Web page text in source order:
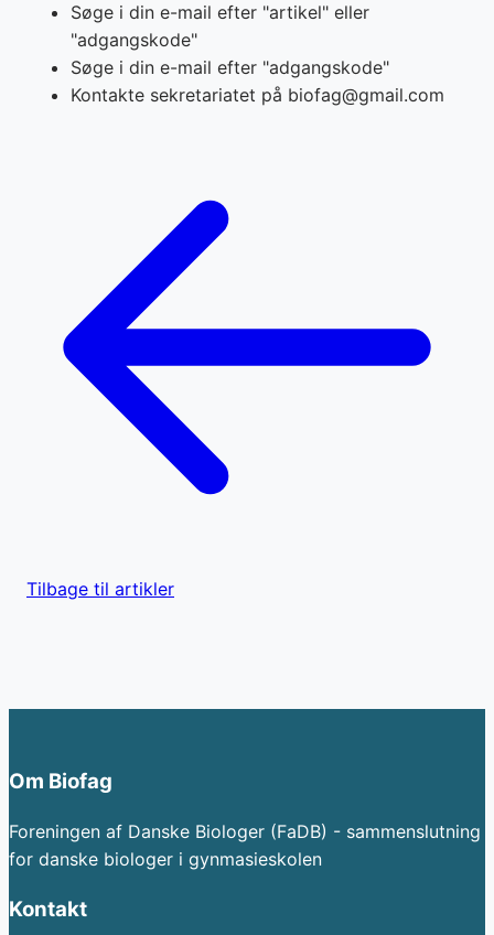
Søge i din e-mail efter "artikel" eller
"adgangskode"
Søge i din e-mail efter "adgangskode"
Kontakte sekretariatet på biofag@gmail.com
Tilbage til artikler
Om Biofag
Foreningen af Danske Biologer (FaDB) - sammenslutning
for danske biologer i gynmasieskolen
Kontakt